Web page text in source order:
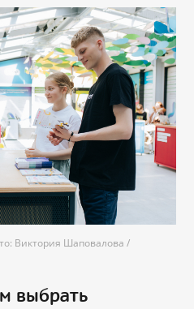
Виктория Шаповалова /
выбрать